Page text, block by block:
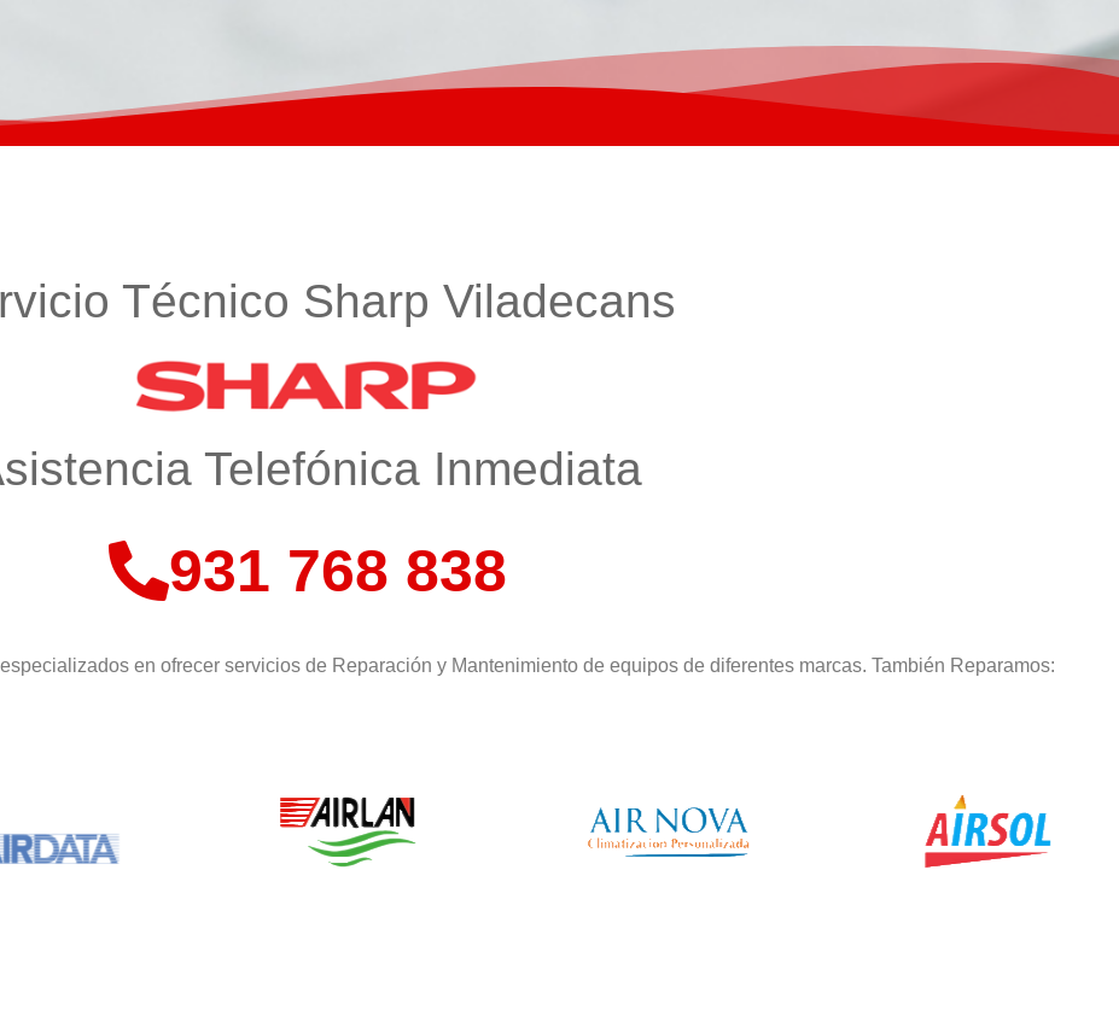
Técnico Sharp Viladecans
Telefónica Inmediata
931 768 838
en ofrecer servicios de Reparación y Mantenimiento de equipos de diferentes marcas. También Reparamos: